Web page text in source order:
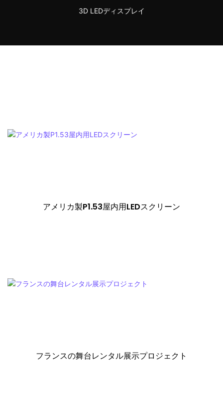
3D LEDディスプレイ
アメリカ製P1.53屋内用LEDスクリーン
フランスの舞台レンタル展示プロジェクト